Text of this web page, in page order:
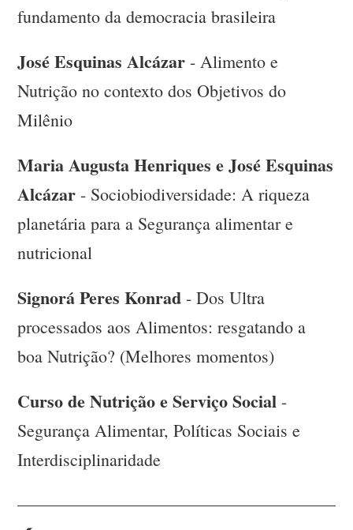
fundamento da democracia brasileira
José Esquinas Alcázar - Alimento e
Nutrição no contexto dos Objetivos do
Milênio
Maria Augusta Henriques e José Esquinas
Alcázar - Sociobiodiversidade: A riqueza
planetária para a Segurança alimentar e
nutricional
Signorá Peres Konrad- Dos Ultra
processados aos Alimentos: resgatando a
boa Nutrição? (Melhores momentos)
Curso de Nutrição e Serviço Social -
Segurança Alimentar, Políticas Sociais e
Interdisciplinaridade